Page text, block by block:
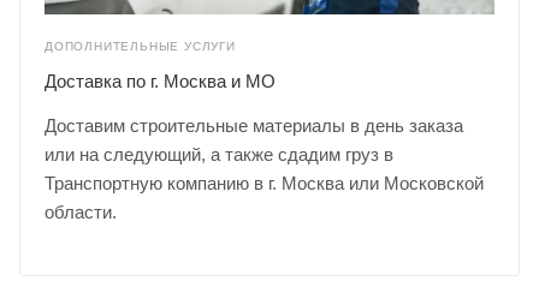
ДОПОЛНИТЕЛЬНЫЕ УСЛУГИ
Доставка по г. Москва и МО
Доставим строительные материалы в день заказа
или на следующий, а также сдадим груз в
Транспортную компанию в г. Москва или Московской
области.